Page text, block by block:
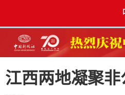
江西两地凝聚